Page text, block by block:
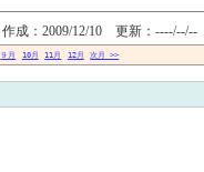
成：2009/12/10 更新：----/--/--
９月 10月 11月 12月 次月 >>